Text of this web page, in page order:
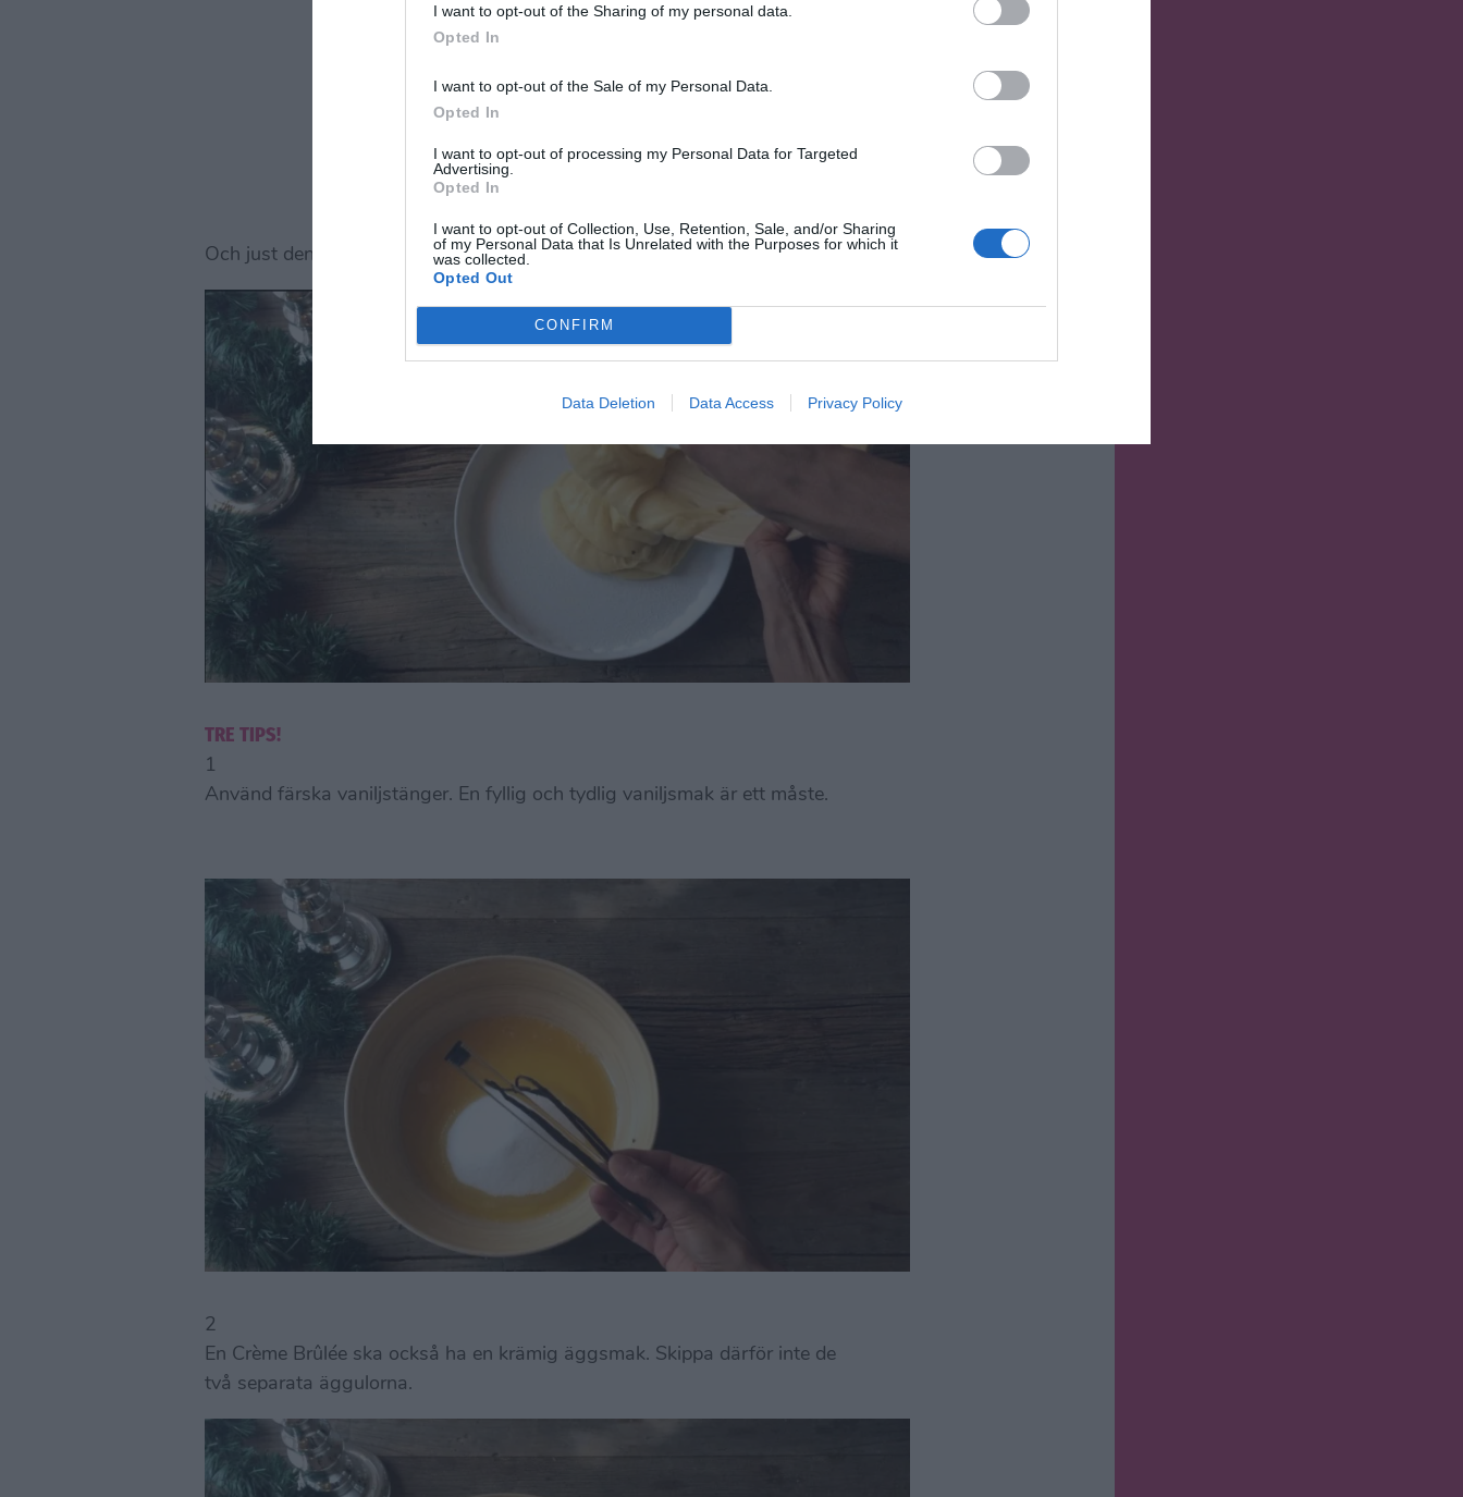
I want to opt-out of the Sharing of my personal data.
Opted In
I want to opt-out of the Sale of my Personal Data.
Opted In
I want to opt-out of processing my Personal Data for Targeted
Advertising.
Opted In
I want to opt-out of Collection, Use, Retention, Sale, and/or Sharing
of my Personal Data that Is Unrelated with the Purposes for which it
was collected.
Opted Out
CONFIRM
Data Deletion Data Access Privacy Policy
Och just den här kladdkakan är verkligen något extra- det vill jag lova!
TRE TIPS!
1
Använd färska vaniljstänger. En fyllig och tydlig vaniljsmak är ett måste.
2
En Crème Brûlée ska också ha en krämig äggsmak. Skippa därför inte de
två separata äggulorna.